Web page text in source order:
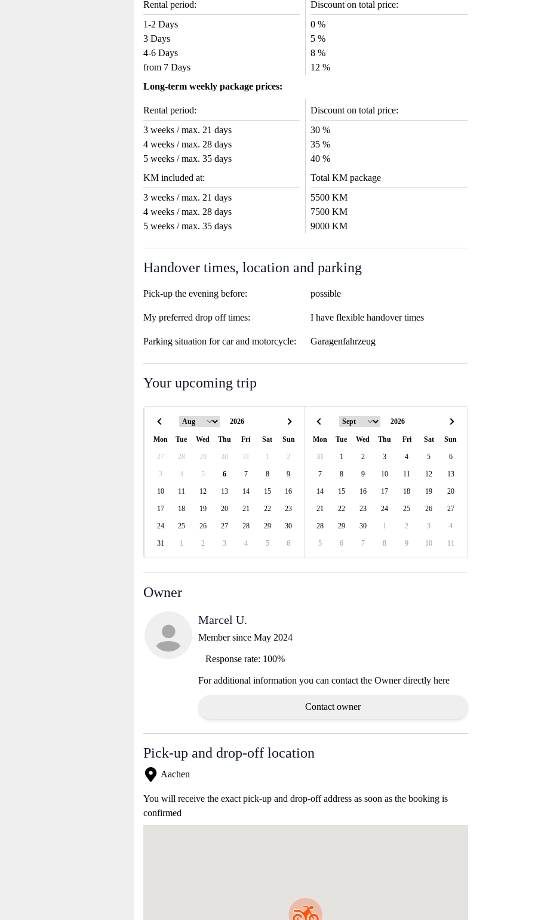
Rental period:
Discount on total price:
1-2 Days
0 %
3 Days
5 %
4-6 Days
8 %
from 7 Days
12 %
Long-term weekly package prices:
Rental period:
Discount on total price:
3 weeks / max. 21 days
30 %
4 weeks / max. 28 days
35 %
5 weeks / max. 35 days
40 %
KM included at:
Total KM package
3 weeks / max. 21 days
5500 KM
4 weeks / max. 28 days
7500 KM
5 weeks / max. 35 days
9000 KM
Handover times, location and parking
Pick-up the evening before: possible
My preferred drop off times: I have flexible handover times
Parking situation for car and motorcycle: Garagenfahrzeug
Your upcoming trip
Mon Tue Wed Thu Fri Sat Sun
27 28 29 30 31 1 2
3 4 5 6 7 8 9
10 11 12 13 14 15 16
17 18 19 20 21 22 23
24 25 26 27 28 29 30
31 1 2 3 4 5 6
Mon Tue Wed Thu Fri Sat Sun
31 1 2 3 4 5 6
7 8 9 10 11 12 13
14 15 16 17 18 19 20
21 22 23 24 25 26 27
28 29 30 1 2 3 4
5 6 7 8 9 10 11
Owner
Marcel U.
Member since May 2024
Response rate: 100%
For additional information you can contact the Owner directly here
Contact owner
Pick-up and drop-off location
Aachen
You will receive the exact pick-up and drop-off address as soon as the booking is
confirmed